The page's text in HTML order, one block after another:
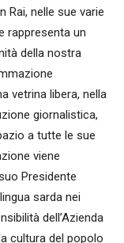
Rai, nelle sue varie
rappresenta un
della nostra
vetrina libera, nella
giornalistica,
a tutte le sue
viene
Presidente
sarda nei
dell’Azienda
cultura del popolo